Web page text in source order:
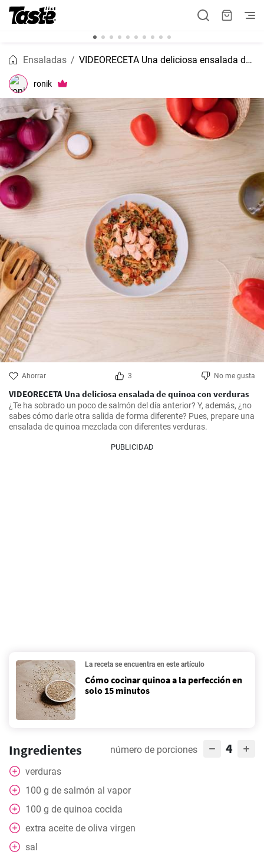
Ensaladas VIDEORECETA Una deliciosa ensalada de quinoa con verduras
ronik
Ahorrar 3 No me gusta
VIDEORECETA Una deliciosa ensalada de quinoa con verduras
¿Te ha sobrado un poco de salmón del día anterior? Y, además, ¿no
sabes cómo darle otra salida de forma diferente? Pues, prepare una
ensalada de quinoa mezclada con diferentes verduras.
PUBLICIDAD
La receta se encuentra en este artículo
Cómo cocinar quinoa a la perfección en
solo 15 minutos
Ingredientes número de porciones 4
verduras
100 g de salmón al vapor
100 g de quinoa cocida
extra aceite de oliva virgen
sal